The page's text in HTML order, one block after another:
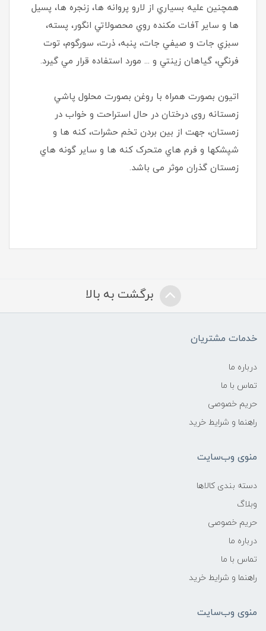
همچنين عليه بسياري از لارو پروانه ها، زنجره ها، پسيل
ها و ساير آفات مکنده روي محصولاتي انگور، پسته،
سبزي جات و صيفي جات، پنبه، ذرت، سورگوم، توت
فرنگي، گياهان زينتي و ... مورد استفاده قرار مي گيرد.
اتيون بصورت همراه با روغن بصورت محلول پاشي
زمستانه روی درختان در حال استراحت و خواب در
زمستان، جهت از بين بردن تخم حشرات، کنه ها و
شپشکها و فرم هاي متحرک کنه ها و ساير گونه هاي
زمستان گذران موثر می باشد.
برگشت به بالا
خدمات مشتریان
درباره ما
تماس با ما
حریم خصوصی
راهنما و شرایط خرید
منوی وب‌سایت
دسته بندی کالاها
وبلاگ
حریم خصوصی
درباره ما
تماس با ما
راهنما و شرایط خرید
منوی وب‌سایت